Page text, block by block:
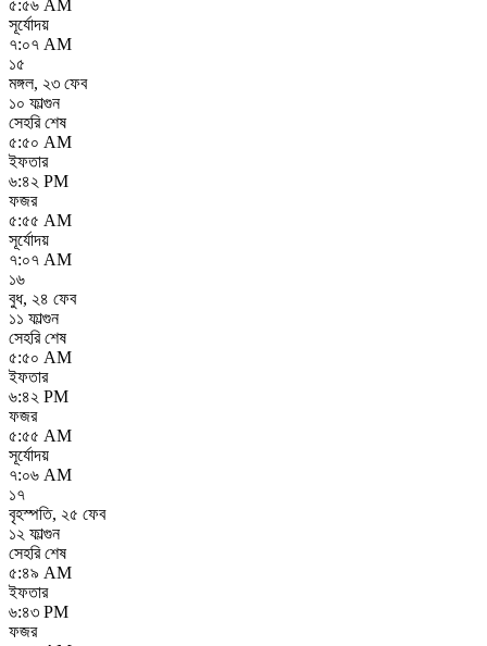
৫:৫৬ AM
সূর্যোদয়
৭:০৭ AM
১৫
মঙ্গল, ২৩ ফেব
১০ ফাল্গুন
সেহরি শেষ
৫:৫০ AM
ইফতার
৬:৪২ PM
ফজর
৫:৫৫ AM
সূর্যোদয়
৭:০৭ AM
১৬
বুধ, ২৪ ফেব
১১ ফাল্গুন
সেহরি শেষ
৫:৫০ AM
ইফতার
৬:৪২ PM
ফজর
৫:৫৫ AM
সূর্যোদয়
৭:০৬ AM
১৭
বৃহস্পতি, ২৫ ফেব
১২ ফাল্গুন
সেহরি শেষ
৫:৪৯ AM
ইফতার
৬:৪৩ PM
ফজর